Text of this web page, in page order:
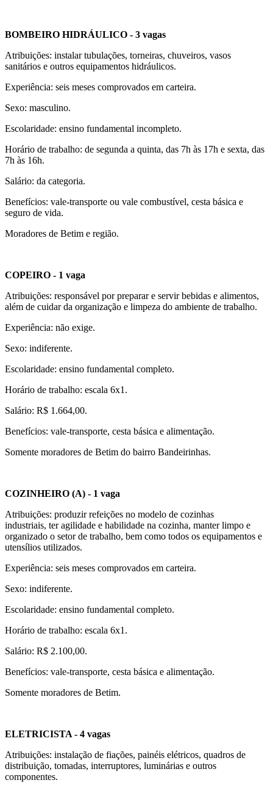
BOMBEIRO HIDRÁULICO - 3 vagas
Atribuições: instalar tubulações, torneiras, chuveiros, vasos
sanitários e outros equipamentos hidráulicos.
Experiência: seis meses comprovados em carteira.
Sexo: masculino.
Escolaridade: ensino fundamental incompleto.
Horário de trabalho: de segunda a quinta, das 7h às 17h e sexta, das
7h às 16h.
Salário: da categoria.
Benefícios: vale-transporte ou vale combustível, cesta básica e
seguro de vida.
Moradores de Betim e região.
COPEIRO - 1 vaga
Atribuições: responsável por preparar e servir bebidas e alimentos,
além de cuidar da organização e limpeza do ambiente de trabalho.
Experiência: não exige.
Sexo: indiferente.
Escolaridade: ensino fundamental completo.
Horário de trabalho: escala 6x1.
Salário: R$ 1.664,00.
Benefícios: vale-transporte, cesta básica e alimentação.
Somente moradores de Betim do bairro Bandeirinhas.
COZINHEIRO (A) - 1 vaga
Atribuições: produzir refeições no modelo de cozinhas
industriais, ter agilidade e habilidade na cozinha, manter limpo e
organizado o setor de trabalho, bem como todos os equipamentos e
utensílios utilizados.
Experiência: seis meses comprovados em carteira.
Sexo: indiferente.
Escolaridade: ensino fundamental completo.
Horário de trabalho: escala 6x1.
Salário: R$ 2.100,00.
Benefícios: vale-transporte, cesta básica e alimentação.
Somente moradores de Betim.
ELETRICISTA - 4 vagas
Atribuições: instalação de fiações, painéis elétricos, quadros de
distribuição, tomadas, interruptores, luminárias e outros
componentes.